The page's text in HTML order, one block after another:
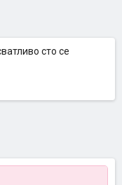
сто се